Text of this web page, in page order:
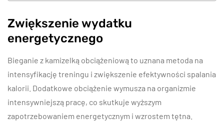
Zwiększenie wydatku
energetycznego
Bieganie z kamizelką obciążeniową to uznana metoda na
intensyfikację treningu i zwiększenie efektywności spalania
kalorii. Dodatkowe obciążenie wymusza na organizmie
intensywniejszą pracę, co skutkuje wyższym
zapotrzebowaniem energetycznym i wzrostem tętna.